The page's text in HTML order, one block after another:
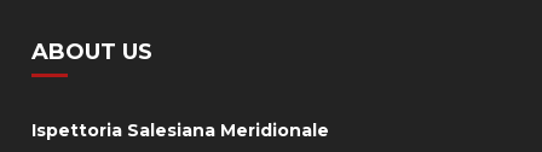
ABOUT US
Ispettoria Salesiana Meridionale